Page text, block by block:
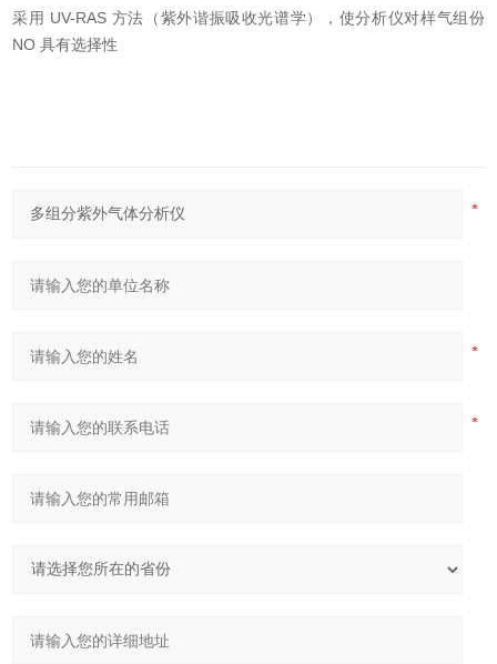
采用 UV-RAS 方法（紫外谐振吸收光谱学），使分析仪对样气组份
NO 具有选择性